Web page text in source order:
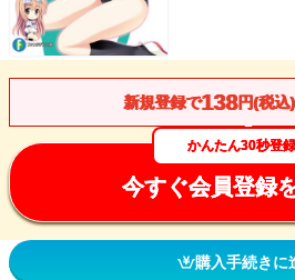
新規登録で138円(税込
かんたん30秒登録
今すぐ会員登録
購入手続きに